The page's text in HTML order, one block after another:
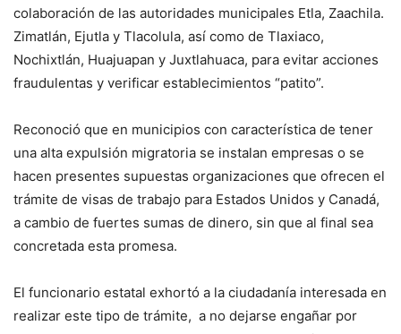
colaboración de las autoridades municipales Etla, Zaachila.
Zimatlán, Ejutla y Tlacolula, así como de Tlaxiaco,
Nochixtlán, Huajuapan y Juxtlahuaca, para evitar acciones
fraudulentas y verificar establecimientos “patito”.
Reconoció que en municipios con característica de tener
una alta expulsión migratoria se instalan empresas o se
hacen presentes supuestas organizaciones que ofrecen el
trámite de visas de trabajo para Estados Unidos y Canadá,
a cambio de fuertes sumas de dinero, sin que al final sea
concretada esta promesa.
El funcionario estatal exhortó a la ciudadanía interesada en
realizar este tipo de trámite, a no dejarse engañar por